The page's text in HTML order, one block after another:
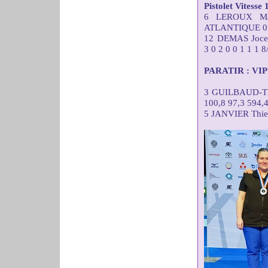
Pistolet Vitesse
6 LEROUX
ATLANTIQUE
12 DEMAS
3 0 2 0 0 1 1 1
PARATIR : VIP
3 GUILBAUD-
100,8 97,3 594,4
5 JANVIER